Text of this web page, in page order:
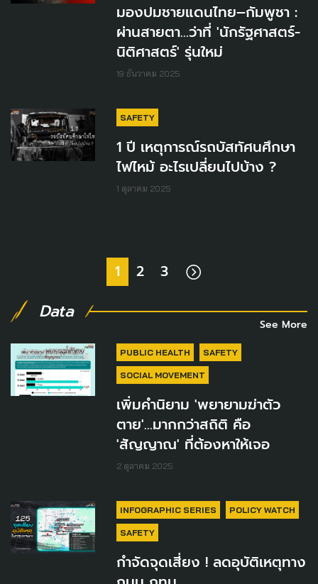
มองปมชายแดนไทย–กัมพูชา :
ผ่านสายตา...ว่าที่ 'นักรัฐศาสตร์-
นิติศาสตร์' รุ่นใหม่
19 ธันวาคม 2025
SAFETY
1 ปี เหตุการณ์รถบัสทัศนศึกษา
ไฟไหม้ อะไรเปลี่ยนไปบ้าง ?
1 ตุลาคม 2025
1 2 3
Data
See More
PUBLIC HEALTH SAFETY
SOCIAL MOVEMENT
เพิ่มคำนิยาม 'พยายามฆ่าตัว
ตาย'...มากกว่าสถิติ คือ
'สัญญาณ' ที่ต้องหาให้เจอ
2 ตุลาคม 2025
INFOGRAPHIC SERIES POLICY WATCH
SAFETY
กำจัดจุดเสี่ยง ! ลดอุบัติเหตุทาง